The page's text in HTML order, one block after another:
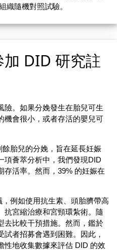
織隨機對照試驗。
DID 研究註
險。如果分娩發生在胎兒可生
機會很小，或者存活的嬰兒可
胎兒的分娩，旨在延長妊娠
項薈萃分析中，我們發現DID
存活率。然而，39% 的妊娠在
例如使用抗生素、頭胎臍帶高
抗宮縮治療和宮頸環紮術。隨
去比較干預措施。然而，鑑於
者招募會遇到困難。因此，
性地收集數據來評估 DID 的效